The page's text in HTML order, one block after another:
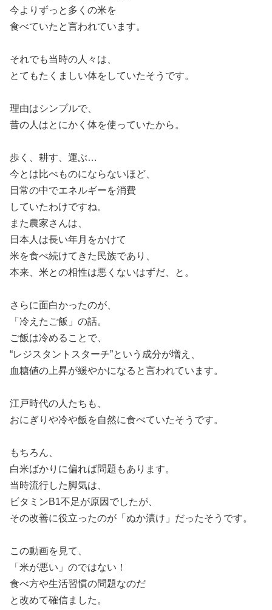
今よりずっと多くの米を
食べていたと言われています。
それでも当時の人々は、
とてもたくましい体をしていたそうです。
理由はシンプルで、
昔の人はとにかく体を使っていたから。
歩く、耕す、運ぶ…
今とは比べものにならないほど、
日常の中でエネルギーを消費
していたわけですね。
また農家さんは、
日本人は長い年月をかけて
米を食べ続けてきた民族であり、
本来、米との相性は悪くないはずだ、と。
さらに面白かったのが、
「冷えたご飯」の話。
ご飯は冷めることで、
“レジスタントスターチ”という成分が増え、
血糖値の上昇が緩やかになると言われています。
江戸時代の人たちも、
おにぎりや冷や飯を自然に食べていたそうです。
もちろん、
白米ばかりに偏れば問題もあります。
当時流行した脚気は、
ビタミンB1不足が原因でしたが、
その改善に役立ったのが「ぬか漬け」だったそうです。
この動画を見て、
「米が悪い」のではない！
食べ方や生活習慣の問題なのだ
と改めて確信ました。